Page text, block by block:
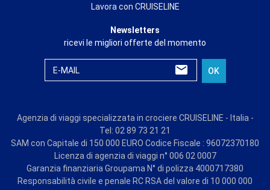
Lavora con CRUISELINE
Newsletters
ricevi le migliori offerte del momento
E-MAIL OK
Agenzia di viaggi specializzata in crociere CRUISELINE - Italia -
Tel: 02 89 73 21 21
SAM con Capitale di 150 000 EURO Codice Fiscale : 96072370180
Licenza di agenzia di viaggi n° 006 02 0007
Garanzia finanziaria Groupama N° di polizza 4000717380
Responsabilità civile e penale RC RSA del valore di 10 000 000